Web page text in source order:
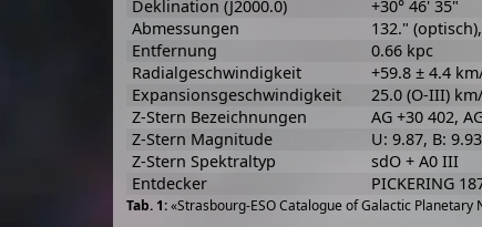
«Strasbourg-ESO Catalogue of Galactic Planetary
Deklination (J2000.0)
+30° 46' 35"
Abmessungen
132."
Entfernung
0.66 kpc
Radialgeschwindigkeit
+59.8 ± 4.4
Expansionsgeschwindigkeit
25.0 (O-III)
Z-Stern Bezeichnungen
AG +30 402,
Z-Stern Magnitude
U: 9.87, B:
Z-Stern Spektraltyp
sdO + A0 III
Entdecker
PICKERING